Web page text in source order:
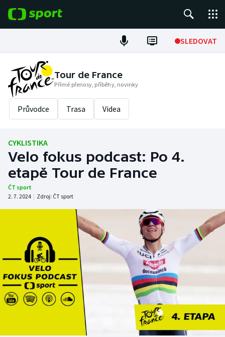
SLEDOVAT
Fotbal
Hokej
Tenis
Cyklistika
DALŠÍ SPORTY
Americký fotbal
Baseball a softbal
Basketbal
Biatlon
Boby a skeleton
NEPŘEHLÉDNĚTE
Historické návraty
Aplikace ČT sport
AZ kvíz
Tour de France
Přímé přenosy, příběhy, novinky
Průvodce Trasa Videa
CYKLISTIKA
Velo fokus podcast: Po 4.
etapě Tour de France
ČT sport
2. 7. 2024 | Zdroj: ČT sport